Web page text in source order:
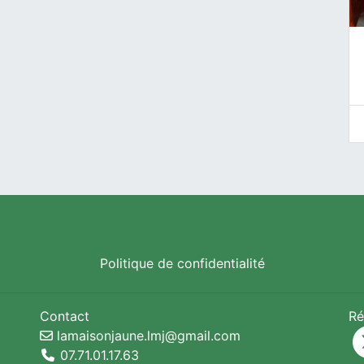
Politique de confidentialité
Contact
lamaisonjaune.lmj@gmail.com
07.71.01.17.63